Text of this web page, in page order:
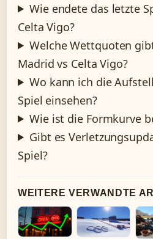
Wie endete das letzte
Celta Vigo?
Welche Wettquoten
Madrid vs Celta Vigo?
Wo kann ich die
Spiel einsehen?
Wie ist die Formkurve
Gibt es
Spiel?
WEITERE VERWANDTE